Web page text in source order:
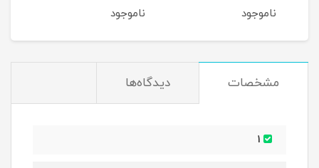
250ML
ناموجود خشک حجم 250ML
ناموجود
مشخصات دیدگاه‌ها